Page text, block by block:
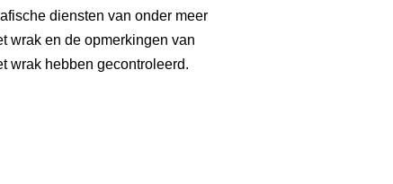
diensten van onder meer
wrak en de opmerkingen van
wrak hebben gecontroleerd.